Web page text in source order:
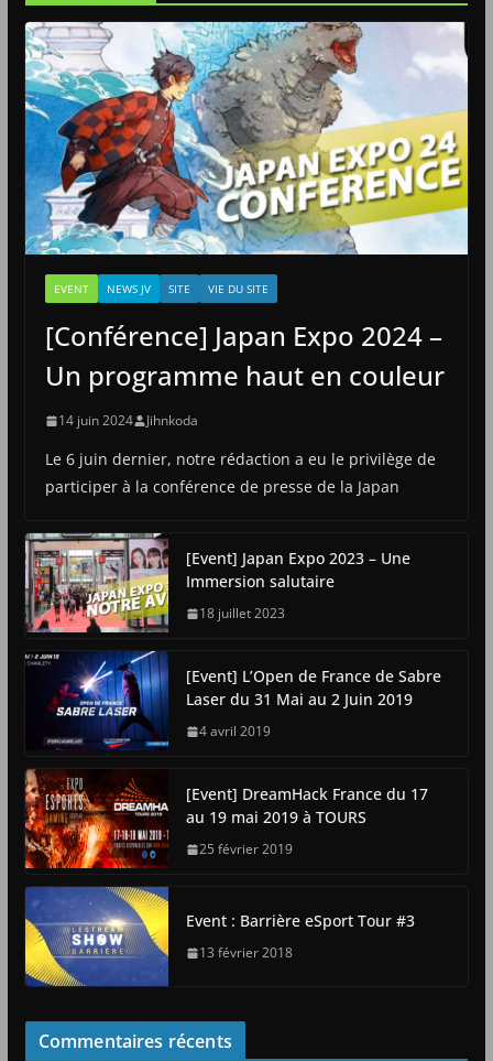
EVENT NEWS JV SITE VIE DU SITE
[Conférence] Japan Expo 2024 –
Un programme haut en couleur
14 juin 2024 Jihnkoda
Le 6 juin dernier, notre rédaction a eu le privilège de
participer à la conférence de presse de la Japan
[Event] Japan Expo 2023 – Une
Immersion salutaire
18 juillet 2023
[Event] L’Open de France de Sabre
Laser du 31 Mai au 2 Juin 2019
4 avril 2019
[Event] DreamHack France du 17
au 19 mai 2019 à TOURS
25 février 2019
Event : Barrière eSport Tour #3
13 février 2018
Commentaires récents